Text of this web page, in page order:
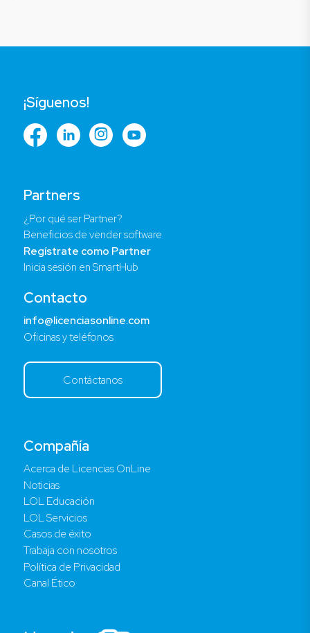
Compañía
Acerca de Licencias OnLine
Noticias
LOL Educación
LOL Servicios
Casos de éxito
Trabaja con nosotros
Política de Privacidad
Canal Ético
Partners
¿Por qué ser Partner?
Beneficios de vender software
Regístrate como Partner
Inicia sesión en SmartHub
Contacto
info@licenciasonline.com
Oficinas y teléfonos
Contáctanos
¡Síguenos!